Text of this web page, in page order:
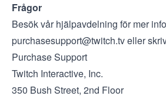
Frågor
Besök vårhjälpavdelning för mer
purchasesupport@twitch.tveller
Purchase Support
Twitch Interactive, Inc.
350 Bush Street, 2nd Floor